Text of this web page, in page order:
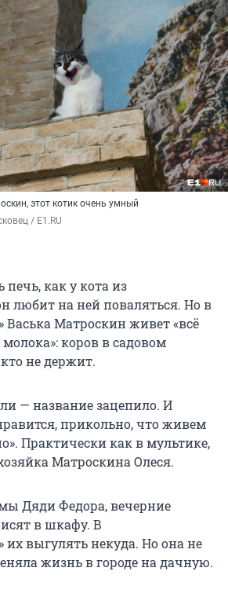
этот котик очень умный
/ E1.RU
печь, как у кота из
любит на ней поваляться. Но в
Васька Матроскин живет «всё
молока»: коров в садовом
не держит.
— название зацепило. И
прикольно, что живем
Практически как в мультике,
Матроскина Олеся.
Дяди Федора, вечерние
в шкафу. В
их выгулять некуда. Но она не
жизнь в городе на дачную.